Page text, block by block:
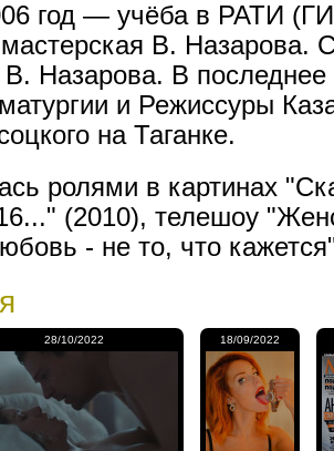
год — учёба в РАТИ
мастерская В. Назарова.
Назарова. В последнее
и Режиссуры
на Таганке.
ролями в картинах
(2010), телешоу
- не то, что
28/10/2022 18/09/2022